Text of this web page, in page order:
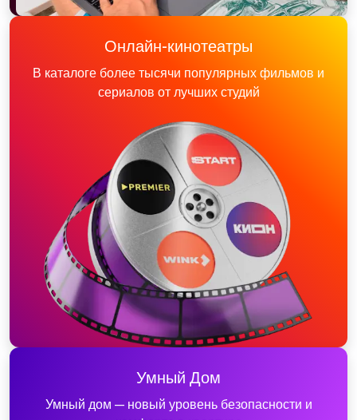
Онлайн-кинотеатры
В каталоге более тысячи популярных фильмов и
сериалов от лучших студий
Умный Дом
Умный дом — новый уровень безопасности и